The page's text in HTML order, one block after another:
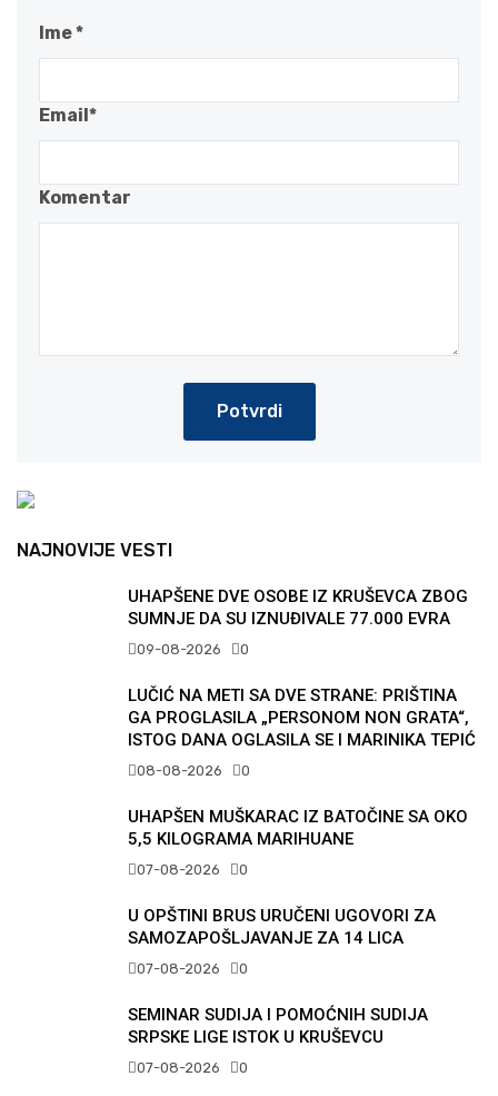
Ime *
Email*
Komentar
Potvrdi
NAJNOVIJE VESTI
UHAPŠENE DVE OSOBE IZ KRUŠEVCA ZBOG
SUMNJE DA SU IZNUĐIVALE 77.000 EVRA
09-08-2026 0
LUČIĆ NA METI SA DVE STRANE: PRIŠTINA
GA PROGLASILA „PERSONOM NON GRATA“,
ISTOG DANA OGLASILA SE I MARINIKA TEPIĆ
08-08-2026 0
UHAPŠEN MUŠKARAC IZ BATOČINE SA OKO
5,5 KILOGRAMA MARIHUANE
07-08-2026 0
U OPŠTINI BRUS URUČENI UGOVORI ZA
SAMOZAPOŠLJAVANJE ZA 14 LICA
07-08-2026 0
SEMINAR SUDIJA I POMOĆNIH SUDIJA
SRPSKE LIGE ISTOK U KRUŠEVCU
07-08-2026 0